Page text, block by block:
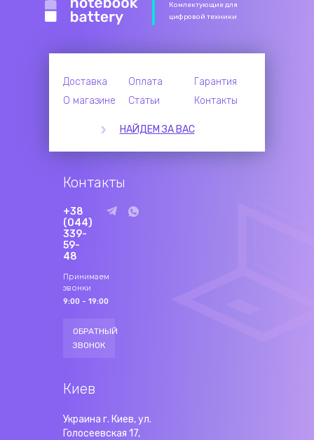
Комлектующие для
цифровой техники
Доставка Оплата
Гарантия
О магазине
Статьи Контакты
НАЙДЕМ ЗА ВАС
Контакты
+38
(044)
339-
59-
48
Принимаем
звонки
9:00 - 19:00
ОБРАТНЫЙ
ЗВОНОК
Киев
Украина г. Киев, ул.
Голосеевская 17,